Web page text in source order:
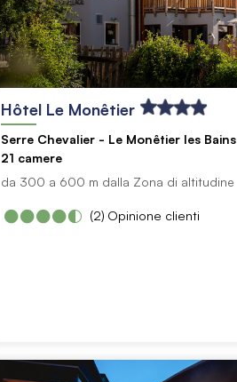
Hôtel Le Monêtier
Serre Chevalier - Le Monêtier les Bains
21 camere
da 300 a 600 m dalla Zona di altitudine
Opinione clienti
(2)